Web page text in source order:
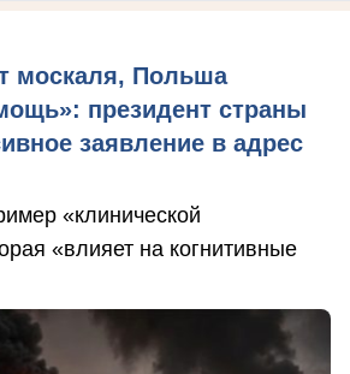
москаля, Польша
президент страны
заявление в адрес
«клинической
«влияет на когнитивные